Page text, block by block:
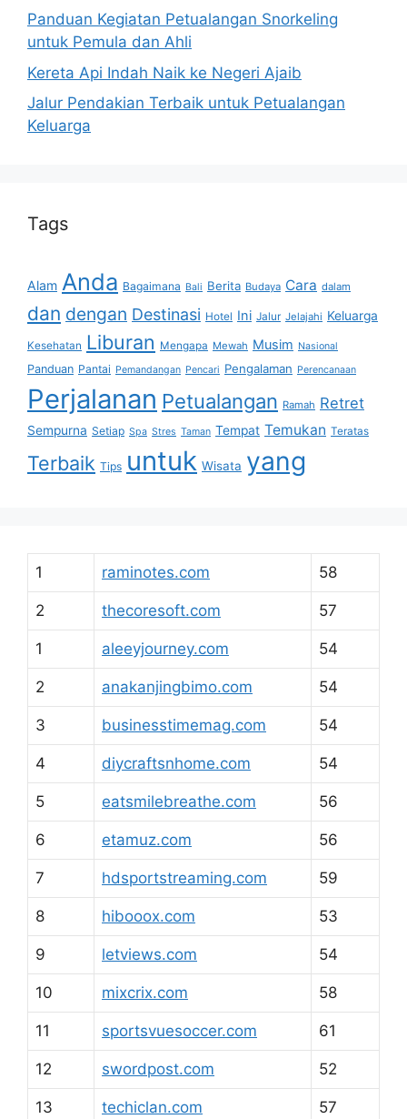
Panduan Kegiatan Petualangan Snorkeling
untuk Pemula dan Ahli
Kereta Api Indah Naik ke Negeri Ajaib
Jalur Pendakian Terbaik untuk Petualangan
Keluarga
Tags
Alam Anda Bagaimana Bali Berita Budaya Cara dalam
dan dengan Destinasi Hotel Ini Jalur Jelajahi Keluarga
Kesehatan Liburan Mengapa Mewah Musim Nasional
Panduan Pantai Pemandangan Pencari Pengalaman Perencanaan
Perjalanan Petualangan Ramah Retret
Sempurna Setiap Spa Stres Taman Tempat Temukan Teratas
Terbaik Tips untuk Wisata yang
1 raminotes.com 58
2 thecoresoft.com 57
1 aleeyjourney.com 54
2 anakanjingbimo.com 54
3 businesstimemag.com 54
4 diycraftsnhome.com 54
5 eatsmilebreathe.com 56
6 etamuz.com 56
7 hdsportstreaming.com 59
8 hibooox.com 53
9 letviews.com 54
10 mixcrix.com 58
11 sportsvuesoccer.com 61
12 swordpost.com 52
13 techiclan.com 57